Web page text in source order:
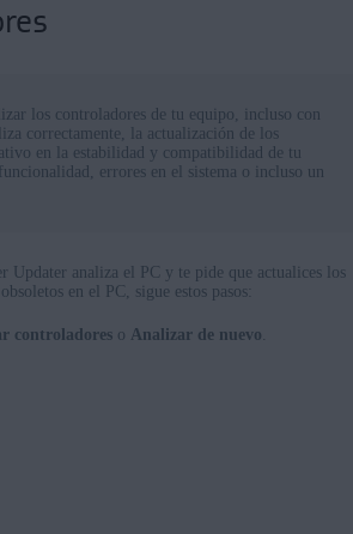
los controladores de tu equipo, incluso con
correctamente, la actualización de los
en la estabilidad y compatibilidad de tu
errores en el sistema o incluso un
analiza el PC y te pide que actualices los
en el PC, sigue estos pasos:
controladores o Analizar de nuevo.